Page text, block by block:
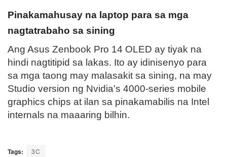
Pinakamahusay na laptop para sa mga
nagtatrabaho sa sining
Ang Asus Zenbook Pro 14 OLED ay tiyak na
hindi nagtitipid sa lakas. Ito ay idinisenyo para
sa mga taong may malasakit sa sining, na may
Studio version ng Nvidia's 4000-series mobile
graphics chips at ilan sa pinakamabilis na Intel
internals na maaaring bilhin.
Tags: 3C